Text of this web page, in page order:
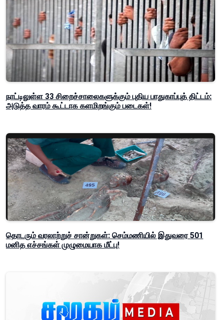
நாட்டிலுள்ள 33 சிறைச்சாலைகளுக்கும் புதிய பாதுகாப்புத் திட்டம்:
அடுத்த வாரம் கூட்டாக களமிறங்கும் படைகள்!
தொடரும் வரலாற்றுச் சான்றுகள்: செம்மணியில் இதுவரை 501
மனித எச்சங்கள் முழுமையாக மீட்பு!